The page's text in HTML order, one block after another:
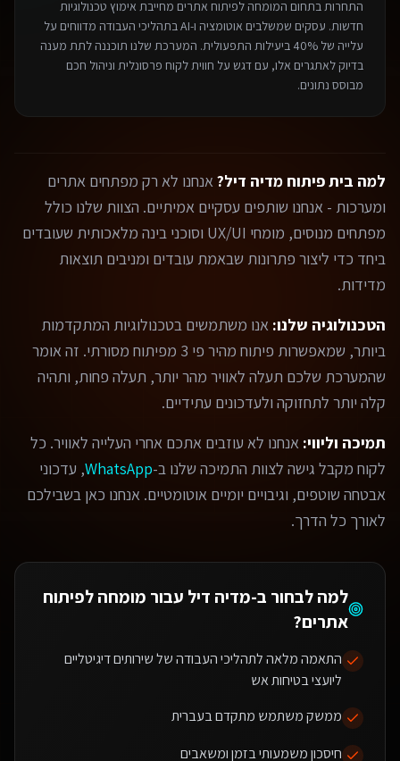
התחרות בתחום המומחה לפיתוח אתרים מחייבת אימוץ טכנולוגיות
חדשות. עסקים שמשלבים אוטומציה ו-AI בתהליכי העבודה מדווחים על
עלייה של 40% ביעילות התפעולית. המערכת שלנו תוכננה לתת מענה
בדיוק לאתגרים אלו, עם דגש על חווית לקוח פרסונלית וניהול חכם
מבוסס נתונים.
למה בית פיתוח מדיה דיל?אנחנו לא רק מפתחים אתרים
ומערכות - אנחנו שותפים עסקיים אמיתיים. הצוות שלנו כולל
מפתחים מנוסים, מומחי UX/UI וסוכני בינה מלאכותית שעובדים
ביחד כדי ליצור פתרונות שבאמת עובדים ומניבים תוצאות
מדידות.
הטכנולוגיה שלנו: אנו משתמשים בטכנולוגיות המתקדמות
ביותר, שמאפשרות פיתוח מהיר פי 3 מפיתוח מסורתי. זה אומר
שהמערכת שלכם תעלה לאוויר מהר יותר, תעלה פחות, ותהיה
קלה יותר לתחזוקה ולעדכונים עתידיים.
תמיכה וליווי: אנחנו לא עוזבים אתכם אחרי העלייה לאוויר. כל
לקוח מקבל גישה לצוות התמיכה שלנו ב-WhatsApp, עדכוני
אבטחה שוטפים, וגיבויים יומיים אוטומטיים. אנחנו כאן בשבילכם
לאורך כל הדרך.
למה לבחור ב-מדיה דיל עבור מומחה לפיתוח
אתרים?
התאמה מלאה לתהליכי העבודה של שירותים דיגיטליים
ליועצי בטיחות אש
ממשק משתמש מתקדם בעברית
חיסכון משמעותי בזמן ומשאבים